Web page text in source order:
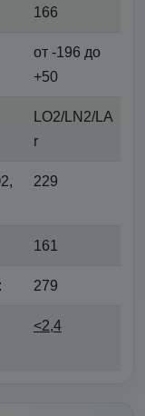
166
от -196 до
+50
LO2/LN2/LA
r
229
161
279
<2,4